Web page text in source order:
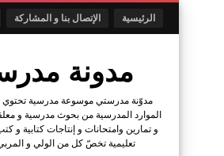
الرئيسية الإتصال بنا و المشاركة
مدونة
مدوّنة مدرستي موسوعة مدرسية تحتوي
الموارد المدرسية من بحوث مدرسية و
و تمارين وامتحانات و إنتاجات كتابية و
تعليمية تخصّ كل من الولي و المربي